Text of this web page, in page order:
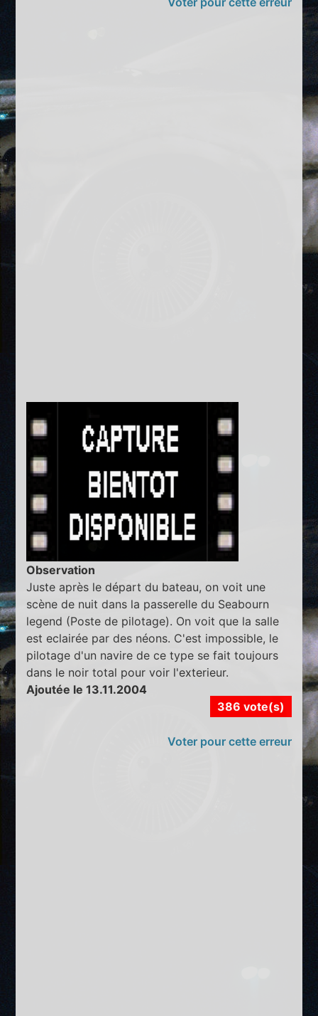
Observation
Juste après le départ du bateau, on voit une
scène de nuit dans la passerelle du Seabourn
legend (Poste de pilotage). On voit que la salle
est eclairée par des néons. C'est impossible, le
pilotage d'un navire de ce type se fait toujours
dans le noir total pour voir l'exterieur.
Ajoutée le 13.11.2004
386 vote(s)
Voter pour cette erreur